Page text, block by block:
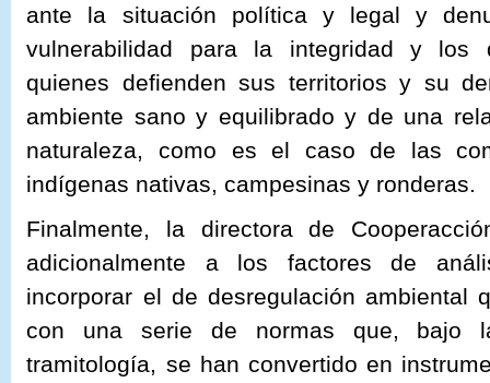
ante la situación política y legal y
vulnerabilidad para la integridad y los
quienes defienden sus territorios y su
ambiente sano y equilibrado y de una
naturaleza, como es el caso de las
indígenas nativas, campesinas y ronderas.
Finalmente, la directora de
adicionalmente a los factores de
incorporar el de desregulación ambiental
con una serie de normas que, bajo
tramitología, se han convertido en